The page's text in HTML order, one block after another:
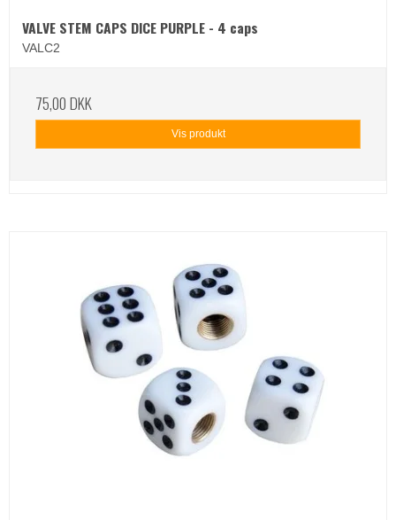
VALVE STEM CAPS DICE PURPLE - 4 caps
VALC2
75,00 DKK
Vis produkt